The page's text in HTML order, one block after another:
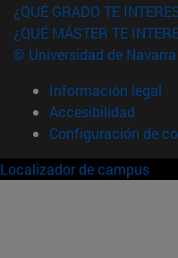
¿QUÉ GRADO TE
¿QUÉ MÁSTER TE
© Universidad de Navarra
Información legal
Accesibilidad
Configuración de
Localizador de campus